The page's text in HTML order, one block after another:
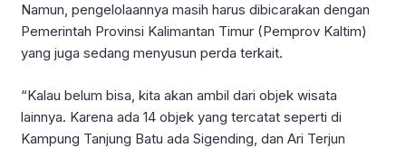
Namun, pengelolaannya masih harus dibicarakan dengan
Pemerintah Provinsi Kalimantan Timur (Pemprov Kaltim)
yang juga sedang menyusun perda terkait.
“Kalau belum bisa, kita akan ambil dari objek wisata
lainnya. Karena ada 14 objek yang tercatat seperti di
Kampung Tanjung Batu ada Sigending, dan Ari Terjun